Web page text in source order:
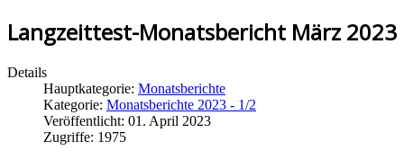
Langzeittest-Monatsbericht März 2023
Details
Hauptkategorie: Monatsberichte
Kategorie: Monatsberichte 2023 - 1/2
Veröffentlicht: 01. April 2023
Zugriffe: 1975